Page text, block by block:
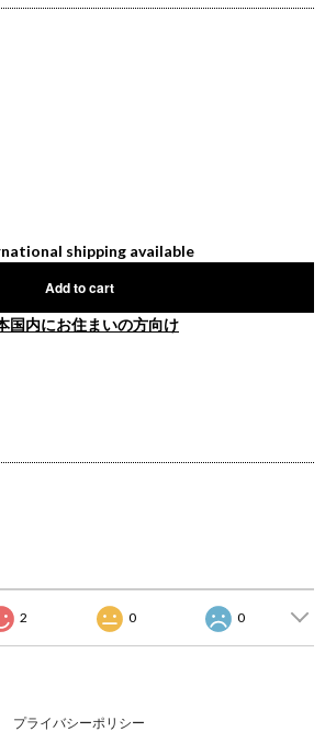
shipping available
Add to cart
国内にお住まいの方向け
2 0 0
プライバシーポリシー